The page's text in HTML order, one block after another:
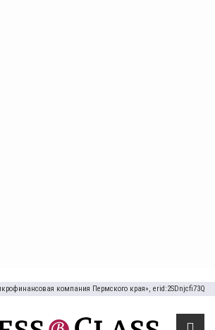
компания Пермского края», erid:2SDnjcfi73Q